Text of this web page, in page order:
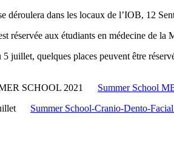
dans les locaux de l’IOB, 12
aux étudiants en médecine de la
juillet, quelques places peuvent être
SCHOOL 2021 Summer School
juillet Summer School-Cranio-Dento-